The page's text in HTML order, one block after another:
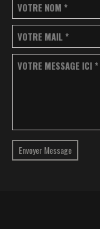
VOTRE NOM *
VOTRE MAIL *
VOTRE MESSAGE ICI *
Envoyer Message